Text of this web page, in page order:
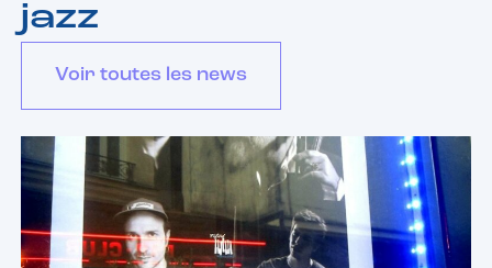
jazz
Voir toutes les news